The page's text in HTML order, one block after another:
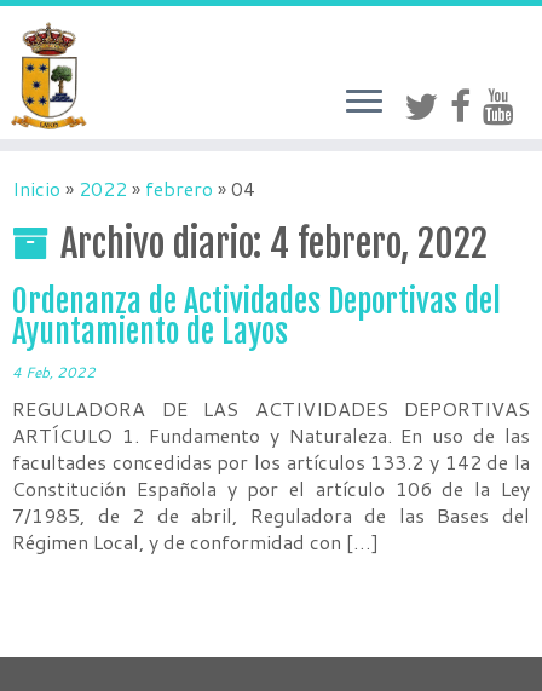
Inicio » 2022 » febrero »04
Archivo diario: 4 febrero, 2022
Ordenanza de Actividades Deportivas del
Ayuntamiento de Layos
4 Feb, 2022
REGULADORA DE LAS ACTIVIDADES DEPORTIVAS
ARTÍCULO 1. Fundamento y Naturaleza. En uso de las
facultades concedidas por los artículos 133.2 y 142 de la
Constitución Española y por el artículo 106 de la Ley
7/1985, de 2 de abril, Reguladora de las Bases del
Régimen Local, y de conformidad con […]